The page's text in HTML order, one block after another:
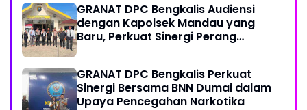
GRANAT DPC Bengkalis Audiensi
dengan Kapolsek Mandau yang
Baru, Perkuat Sinergi Perang
GRANAT DPC Bengkalis Perkuat
Sinergi Bersama BNN Dumai dalam
Upaya Pencegahan Narkotika